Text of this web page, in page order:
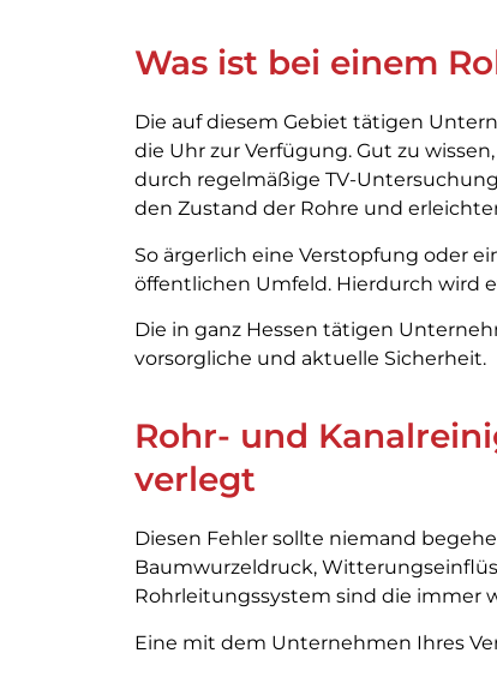
Was ist bei einem
Die auf diesem Gebiet tätigen
die Uhr zur Verfügung. Gut zu
durch regelmäßige TV-
den Zustand der Rohre und
So ärgerlich eine Verstopfung oder
öffentlichen Umfeld. Hierdurch wird
Die in ganz Hessen tätigen
vorsorgliche und aktuelle Sicherheit.
Rohr- und
verlegt
Diesen Fehler sollte niemand
Baumwurzeldruck,
Rohrleitungssystem sind die immer
Eine mit dem Unternehmen Ihres